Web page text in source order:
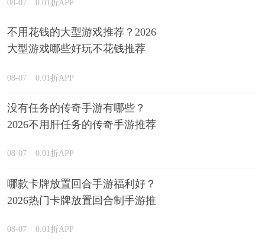
08-07 0.01折APP
不用花钱的大型游戏推荐？2026
大型游戏哪些好玩不花钱推荐
08-07 0.01折APP
没有任务的传奇手游有哪些？
2026不用肝任务的传奇手游推荐
08-07 0.01折APP
哪款卡牌放置回合手游福利好？
2026热门卡牌放置回合制手游推
08-07 0.01折APP